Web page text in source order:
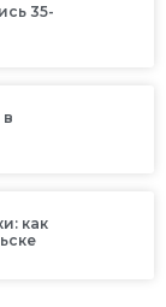
35-
как